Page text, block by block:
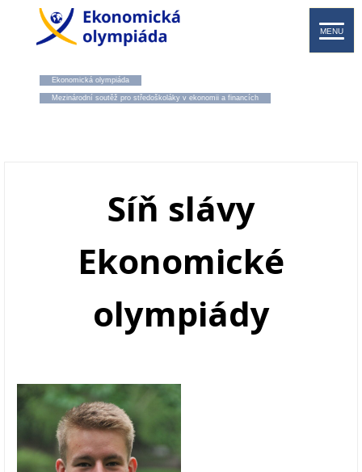
MENU
Ekonomická olympiáda
Mezinárodní soutěž pro středoškoláky v ekonomii a financích
Síň slávy
Ekonomické
olympiády